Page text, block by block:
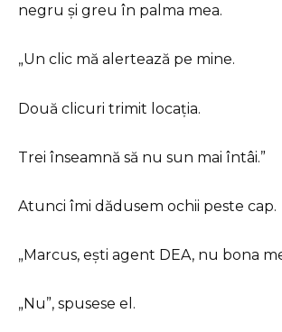
negru și greu în palma mea.
„Un clic mă alertează pe mine.
Două clicuri trimit locația.
Trei înseamnă să nu sun mai întâi.”
Atunci îmi dădusem ochii peste cap.
„Marcus, ești agent DEA, nu bona
„Nu”, spusese el.